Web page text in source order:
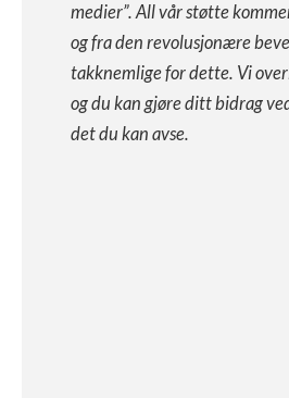
medier”. All vår støtte
og fra den revolusjonære
takknemlige for dette. Vi
og du kan gjøre ditt bidrag
det du kan avse.